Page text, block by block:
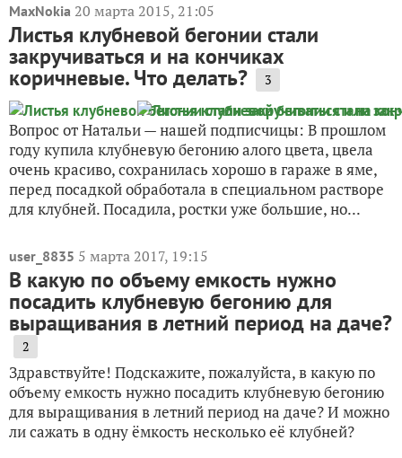
MaxNokia 20 марта 2015, 21:05
Листья клубневой бегонии стали
закручиваться и на кончиках
коричневые. Что делать? 3
Вопрос от Натальи — нашей подписчицы: В прошлом
году купила клубневую бегонию алого цвета, цвела
очень красиво, сохранилась хорошо в гараже в яме,
перед посадкой обработала в специальном растворе
для клубней. Посадила, ростки уже большие, но...
user_8835 5 марта 2017, 19:15
В какую по объему емкость нужно
посадить клубневую бегонию для
выращивания в летний период на даче?
2
Здравствуйте! Подскажите, пожалуйста, в какую по
объему емкость нужно посадить клубневую бегонию
для выращивания в летний период на даче? И можно
ли сажать в одну ёмкость несколько её клубней?